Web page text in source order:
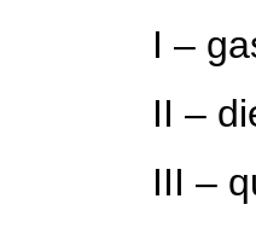
I –
II –
III –